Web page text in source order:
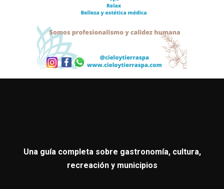
Una guía completa sobre gastronomía, cultura,
recreación y municipios